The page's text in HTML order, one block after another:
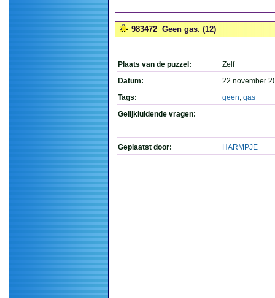
983472 Geen gas. (12)
Plaats van de puzzel:
Zelf
Datum:
22 november
Tags:
geen, gas
Gelijkluidende vragen:
Geplaatst door: HARMPJE